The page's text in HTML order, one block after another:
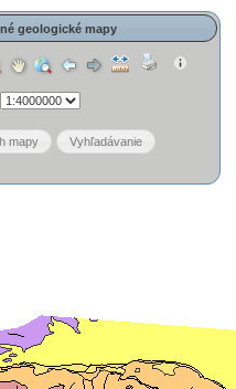
geologické mapy